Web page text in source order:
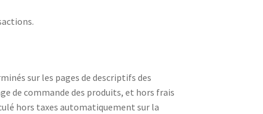
sur les pages de descriptifs des
de commande des produits, et hors frais
hors taxes automatiquement sur la